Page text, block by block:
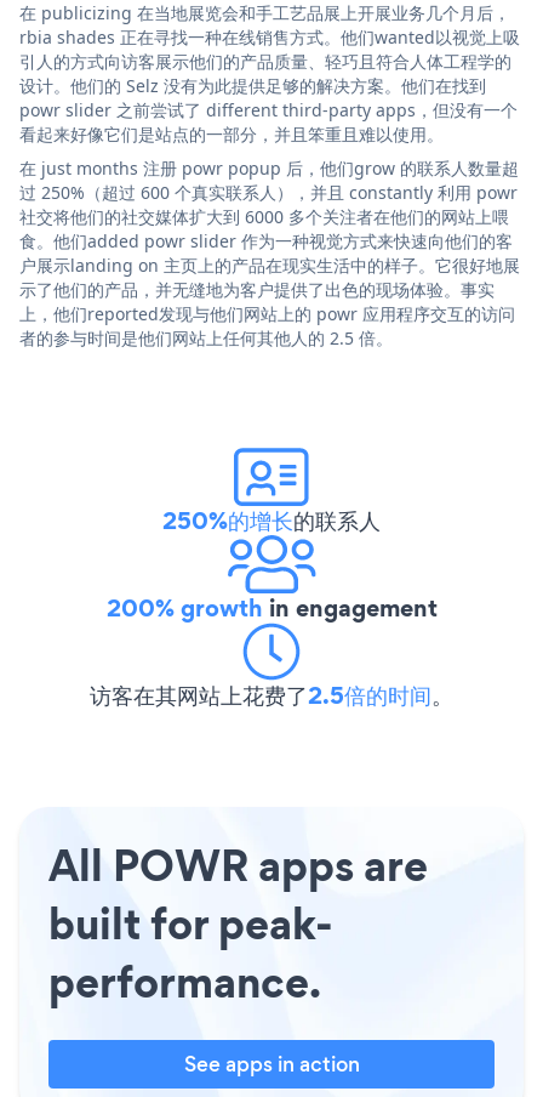
在 publicizing 在当地展览会和手工艺品展上开展业务几个月后，
rbia shades 正在寻找一种在线销售方式。他们wanted以视觉上吸
引人的方式向访客展示他们的产品质量、轻巧且符合人体工程学的
设计。他们的 Selz 没有为此提供足够的解决方案。他们在找到
powr slider 之前尝试了 different third-party apps，但没有一个
看起来好像它们是站点的一部分，并且笨重且难以使用。
在 just months 注册 powr popup 后，他们grow 的联系人数量超
过 250%（超过 600 个真实联系人），并且 constantly 利用 powr
社交将他们的社交媒体扩大到 6000 多个关注者在他们的网站上喂
食。他们added powr slider 作为一种视觉方式来快速向他们的客
户展示landing on 主页上的产品在现实生活中的样子。它很好地展
示了他们的产品，并无缝地为客户提供了出色的现场体验。事实
上，他们reported发现与他们网站上的 powr 应用程序交互的访问
者的参与时间是他们网站上任何其他人的 2.5 倍。
250%的增长的联系人
200% growth in engagement
访客在其网站上花费了2.5倍的时间。
All POWR apps are
built for peak-
performance.
See apps in action